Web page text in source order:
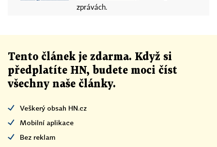
zprávách.
Tento článek je zdarma. Když si
předplatíte HN, budete moci číst
všechny naše články.
Veškerý obsah HN.cz
Mobilní aplikace
Bez reklam